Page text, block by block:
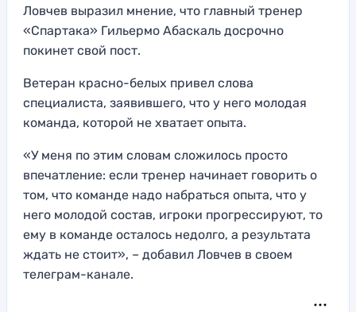
Ловчев выразил мнение, что главный тренер
«Спартака» Гильермо Абаскаль досрочно
покинет свой пост.
Ветеран красно-белых привел слова
специалиста, заявившего, что у него молодая
команда, которой не хватает опыта.
«У меня по этим словам сложилось просто
впечатление: если тренер начинает говорить о
том, что команде надо набраться опыта, что у
него молодой состав, игроки прогрессируют, то
ему в команде осталось недолго, а результата
ждать не стоит», – добавил Ловчев в своем
телеграм-канале.